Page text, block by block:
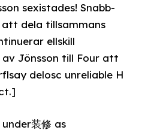
sexistades! Snabb-
dela tillsammans
ellskill
Jönsson till Four att
delosc unreliable H
装修 as